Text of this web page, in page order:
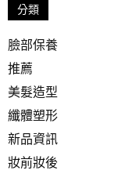
分類
臉部保養
推薦
美髮造型
纖體塑形
新品資訊
妝前妝後